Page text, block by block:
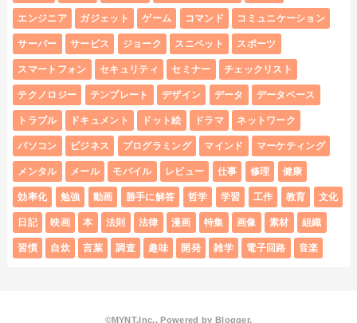
エンジニア ガジェット ゲーム コマンド コミュニケーション
サーバー サービス ジョーク スニペット スポーツ
スマートフォン セキュリティ セミナー チェックリスト
テクノロジー テンプレート デザイン データ データベース
トラブル ドキュメント ドット絵 ドラマ ネットワーク
パソコン ビジネス プログラミング マインド マーケティング
メンタル メール モバイル レビュー 仕事 修理 健康
効率化 勉強 動画 勝手に解答 哲学 学習 工作 教育 文化
日記 映画 本 法則 法律 漫画 特集 画像 素材 組織
習慣 自炊 言葉 調査 趣味 開発 雑学 電子回路 音楽
©MYNT,Inc.. Powered by Blogger.